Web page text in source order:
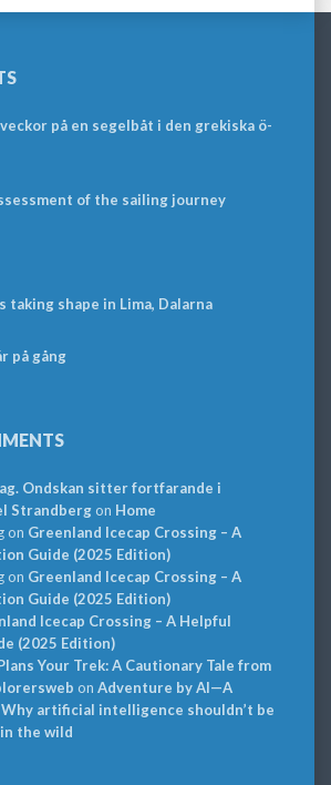
på en segelbåt i den grekiska ö-
of the sailing journey
taking shape in Lima, Dalarna
på gång
Ondskan sitter fortfarande i
Strandbergon Home
on Greenland Icecap Crossing – A
Guide (2025 Edition)
on Greenland Icecap Crossing – A
Guide (2025 Edition)
Icecap Crossing – A Helpful
(2025 Edition)
Your Trek: A Cautionary Tale from
on Adventure by AI—A
Why artificial intelligence shouldn’t be
the wild